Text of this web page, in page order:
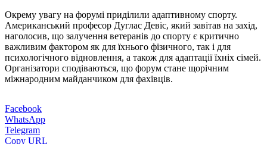
Окрему увагу на форумі приділили адаптивному спорту.
Американський професор Дуглас Девіс, який завітав на захід,
наголосив, що залучення ветеранів до спорту є критично
важливим фактором як для їхнього фізичного, так і для
психологічного відновлення, а також для адаптації їхніх сімей.
Організатори сподіваються, що форум стане щорічним
міжнародним майданчиком для фахівців.
Facebook
WhatsApp
Telegram
Copy URL